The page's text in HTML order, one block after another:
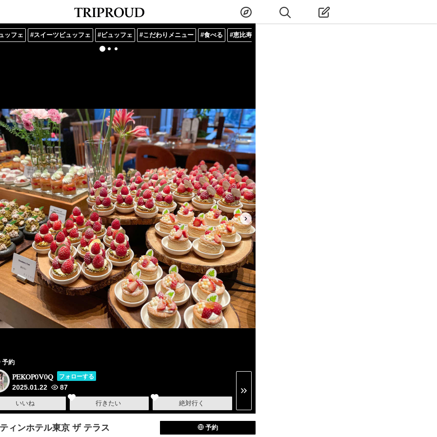
ッフェ #スイーツビュッフェ #ビュッフェ #こだわりメニュー #食べる #恵比寿
予約
PEKOP0V0Q
フォローする
2025.01.22
87
いいね 行きたい 絶対行く
ィンホテル東京 ザ テラス 予約